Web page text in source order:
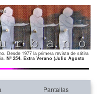
Desde 1977 la primera revista de sátira
Nº 254. Extra Verano (Julio Agosto
Pantallas